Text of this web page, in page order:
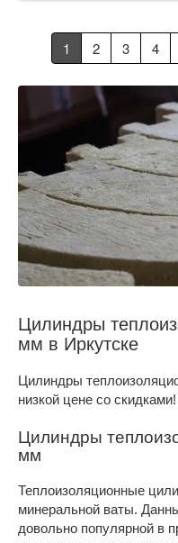
1 2 3 4
Цилиндры
мм в Иркутске
Цилиндры
низкой цене со
Цилиндры
мм
Теплоизоляционные
минеральной ваты.
довольно популярной в